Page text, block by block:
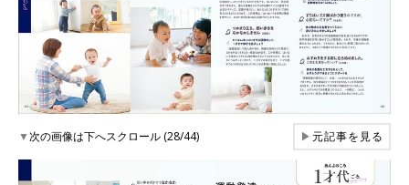
▼次の画像は下へスクロール (28/44) ▶元記事を見る